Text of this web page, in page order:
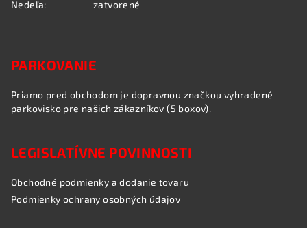
Nedeľa:
zatvorené
PARKOVANIE
Priamo pred obchodom je dopravnou značkou vyhradené
parkovisko pre našich zákazníkov (5 boxov).
LEGISLATÍVNE POVINNOSTI
Obchodné podmienky a dodanie tovaru
Podmienky ochrany osobných údajov